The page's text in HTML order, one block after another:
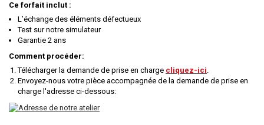
Ce forfait inclut :
L’échange des éléments défectueux
Test sur notre simulateur
Garantie 2 ans
Comment procéder:
Télécharger la demande de prise en charge cliquez-ici.
Envoyez-nous votre pièce accompagnée de la demande de prise en
charge l'adresse ci-dessous: